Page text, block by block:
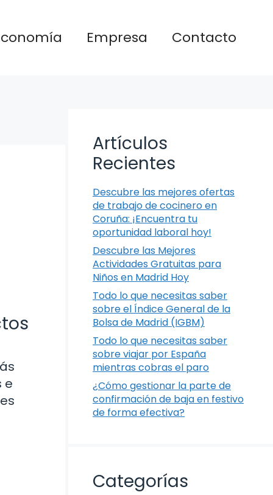
Empresa Contacto
e
Artículos
Recientes
Descubre las mejores ofertas
de trabajo de cocinero en
Coruña: ¡Encuentra tu
oportunidad laboral hoy!
Descubre las Mejores
Actividades Gratuitas para
Niños en Madrid Hoy
Todo lo que necesitas saber
sobre el Índice General de la
Bolsa de Madrid (IGBM)
Todo lo que necesitas saber
sobre viajar por España
mientras cobras el paro
¿Cómo gestionar la parte de
confirmación de baja en festivo
de forma efectiva?
Categorías